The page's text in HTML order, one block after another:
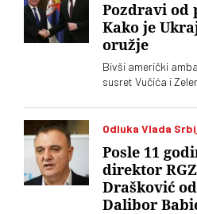
Pozdravi od
Kako je
oružje
Bivši američki
susret Vučića i
Navodno dve
fabriku dronova
Odluka Vlada
Posle 11
direktor
Drašković
Dalibor